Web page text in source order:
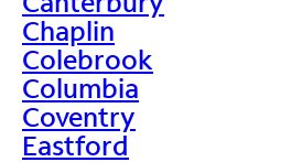
Chaplin
Colebrook
Columbia
Coventry
Eastford